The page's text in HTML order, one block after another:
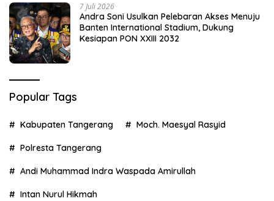
7 Juli 2026
Andra Soni Usulkan Pelebaran Akses Menuju
Banten International Stadium, Dukung
Kesiapan PON XXIII 2032
Popular Tags
Kabupaten Tangerang Moch. Maesyal Rasyid
Polresta Tangerang
Andi Muhammad Indra Waspada Amirullah
Intan Nurul Hikmah